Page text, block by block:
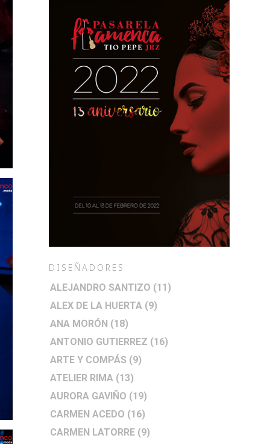
DISEÑADORES
ALEJANDRO SANTIZO (11)
ALEX DE LA HUERTA (9)
ANA MORÓN (18)
ANTONIO GUTIERREZ (16)
ARTE Y COMPÁS (9)
ATELIER RIMA (13)
AURORA GAVIÑO (19)
CARMEN ACEDO (16)
CARMEN LATORRE (9)